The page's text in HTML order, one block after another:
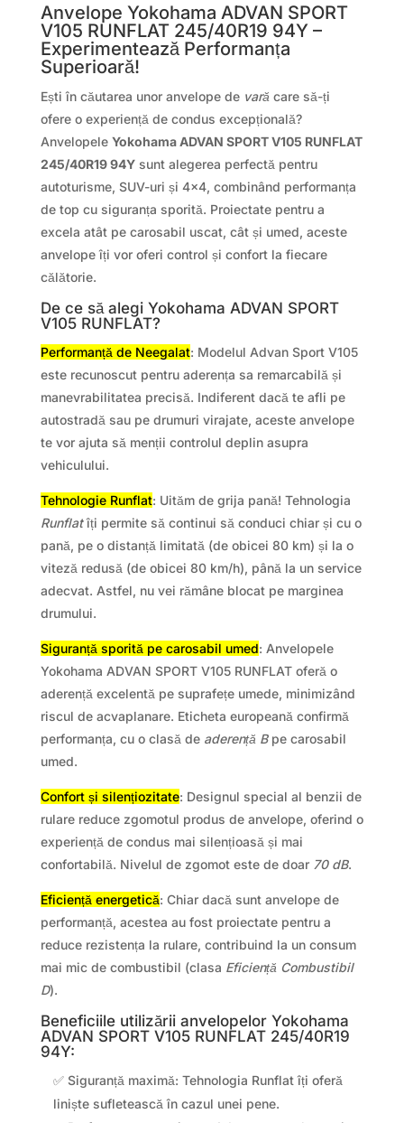
Anvelope Yokohama ADVAN SPORT
V105 RUNFLAT 245/40R19 94Y –
Experimentează Performanța
Superioară!
Ești în căutarea unor anvelope de vară care să-ți
ofere o experiență de condus excepțională?
Anvelopele Yokohama ADVAN SPORT V105 RUNFLAT
245/40R19 94Ysunt alegerea perfectă pentru
autoturisme, SUV-uri și 4×4, combinând performanța
de top cu siguranța sporită. Proiectate pentru a
excela atât pe carosabil uscat, cât și umed, aceste
anvelope îți vor oferi control și confort la fiecare
călătorie.
De ce să alegi Yokohama ADVAN SPORT
V105 RUNFLAT?
Performanță de Neegalat: Modelul Advan Sport V105
este recunoscut pentru aderența sa remarcabilă și
manevrabilitatea precisă. Indiferent dacă te afli pe
autostradă sau pe drumuri virajate, aceste anvelope
te vor ajuta să menții controlul deplin asupra
vehiculului.
Tehnologie Runflat: Uităm de grija pană! Tehnologia
Runflatîți permite să continui să conduci chiar și cu o
pană, pe o distanță limitată (de obicei 80 km) și la o
viteză redusă (de obicei 80 km/h), până la un service
adecvat. Astfel, nu vei rămâne blocat pe marginea
drumului.
Siguranță sporită pe carosabil umed: Anvelopele
Yokohama ADVAN SPORT V105 RUNFLAT oferă o
aderență excelentă pe suprafețe umede, minimizând
riscul de acvaplanare. Eticheta europeană confirmă
performanța, cu o clasă de aderență Bpe carosabil
umed.
Confort și silențiozitate: Designul special al benzii de
rulare reduce zgomotul produs de anvelope, oferind o
experiență de condus mai silențioasă și mai
confortabilă. Nivelul de zgomot este de doar 70 dB.
Eficiență energetică: Chiar dacă sunt anvelope de
performanță, acestea au fost proiectate pentru a
reduce rezistența la rulare, contribuind la un consum
mai mic de combustibil (clasa Eficiență Combustibil
D).
Beneficiile utilizării anvelopelor Yokohama
ADVAN SPORT V105 RUNFLAT 245/40R19
94Y:
✅ Siguranță maximă: Tehnologia Runflat îți oferă
liniște sufletească în cazul unei pene.